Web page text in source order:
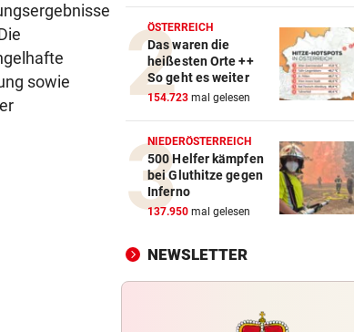
sowie
Neue Chance für eine der
beliebtesten Mozart-Opern
NÄCHTLICHE RETTUNG vor
Bergsteiger (38) verirrte
Hochkönig
BLITZEINSCHLÄGE vor
Waldbrände forderten
SOMALIER VERURTEILT
Überfall mit Pistolen auf
Überfuhrsteg: Haft!
ÖSTERREICH
Das waren die
heißesten Orte ++
So geht es weiter
154.723 mal gelesen
NIEDERÖSTERREICH
500 Helfer kämpfen
bei Gluthitze gegen
Inferno
137.950 mal gelesen
NEWSLETTER